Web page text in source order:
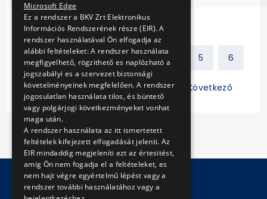
Előző 1 2 3 4 5 6
7 8 9 10 11 Következő
Microsoft Edge
Ez a rendszer a BKV Zrt Elektronikus
Információs Rendszerének része (EIR). A
rendszer használatával Ön elfogadja az
alábbi feltételeket: A rendszer használata
megfigyelhető, rögzithető es naplózható a
jogszabályi es a szervezet biztonsági
követelményeinek megfelelően. A rendszer
jogosulatlan használata tilos, és büntető
vagy polgárjogi következményeket vonhat
maga után.
A rendszer használata az itt ismertetett
feltételek kifejezett elfogadását jelenti. Az
EIR mindaddig megjeleníti ezt az értesitést,
amig Ön nem fogadja el a feltételeket, es
nem hajt végre egyértelmű lépést vagy a
rendszer további használatához vagy a